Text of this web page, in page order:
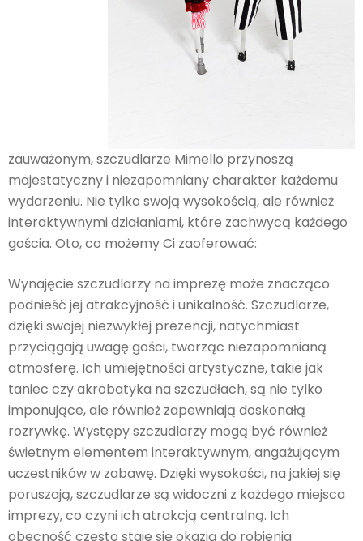
zauważonym, szczudlarze Mimello przynoszą
majestatyczny i niezapomniany charakter każdemu
wydarzeniu. Nie tylko swoją wysokością, ale również
interaktywnymi działaniami, które zachwycą każdego
gościa. Oto, co możemy Ci zaoferować:
Wynajęcie szczudlarzy na imprezę może znacząco
podnieść jej atrakcyjność i unikalność. Szczudlarze,
dzięki swojej niezwykłej prezencji, natychmiast
przyciągają uwagę gości, tworząc niezapomnianą
atmosferę. Ich umiejętności artystyczne, takie jak
taniec czy akrobatyka na szczudłach, są nie tylko
imponujące, ale również zapewniają doskonałą
rozrywkę. Występy szczudlarzy mogą być również
świetnym elementem interaktywnym, angażującym
uczestników w zabawę. Dzięki wysokości, na jakiej się
poruszają, szczudlarze są widoczni z każdego miejsca
imprezy, co czyni ich atrakcją centralną. Ich
obecność często staje się okazją do robienia